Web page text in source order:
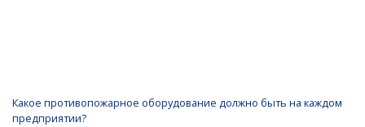
Какое противопожарное оборудование должно быть на каждом
предприятии?